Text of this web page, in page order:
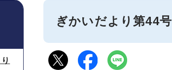
ぎかいだより第44